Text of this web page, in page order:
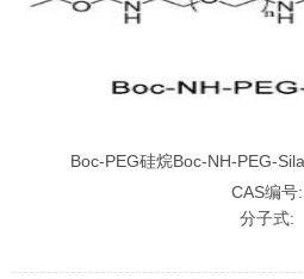
Boc-PEG硅烷Boc-NH-PEG-
CAS编号:
分子式: